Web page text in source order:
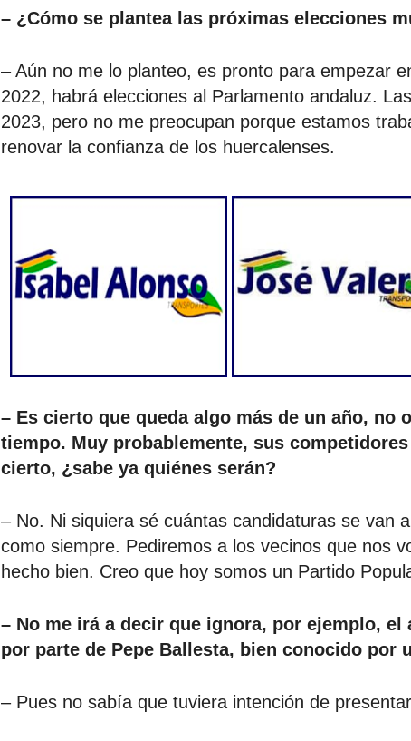
– ¿Cómo se plantea las próximas elecciones
– Aún no me lo planteo, es pronto para empezar
2022, habrá elecciones al Parlamento andaluz.
2023, pero no me preocupan porque estamos
renovar la confianza de los huercalenses.
– Es cierto que queda algo más de un año, no
tiempo. Muy probablemente, sus
cierto, ¿sabe ya quiénes serán?
– No. Ni siquiera sé cuántas candidaturas se van
como siempre. Pediremos a los vecinos que nos
hecho bien. Creo que hoy somos un Partido
– No me irá a decir que ignora, por ejemplo, el
por parte de Pepe Ballesta, bien conocido por
– Pues no sabía que tuviera intención de